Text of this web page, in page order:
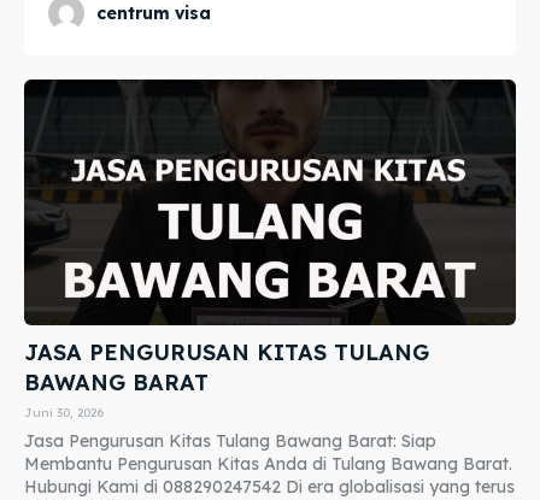
centrum visa
JASA PENGURUSAN KITAS TULANG
BAWANG BARAT
Juni 30, 2026
Jasa Pengurusan Kitas Tulang Bawang Barat: Siap
Membantu Pengurusan Kitas Anda di Tulang Bawang Barat.
Hubungi Kami di 088290247542 Di era globalisasi yang terus